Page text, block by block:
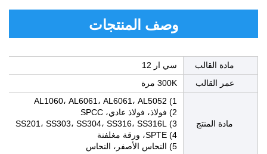
وصف المنتجات
مادة القالب
سي ار 12
عمر القالب
300K مرة
مادة المنتج